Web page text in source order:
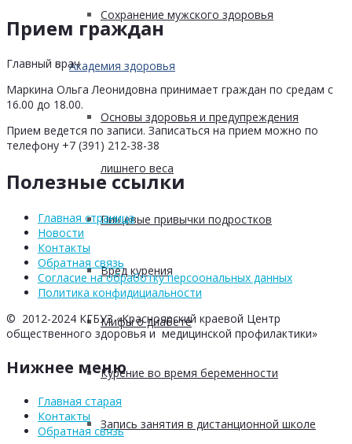
Сохранение мужского здоровья
Академия здоровья
Основы здоровья и предупреждения
лишнего веса
Пищевые привычки подростков
Вред курения
Мифы о диабете
Курение во время беременности
Запись занятия в дистанционной школе
Прием граждан
Главный врач
Маркина Ольга Леонидовна принимает граждан по средам с
16.00 до 18.00.
Прием ведется по записи. Записаться на прием можно по
телефону +7 (391) 212-38-38
Полезные ссылки
Главная страница
Новости
Контакты
Обратная связь
Согласие на обработку персоональных данных
Политика конфидициальности
© 2012-2024 КГБУЗ «Красноярский краевой Центр
общественного здоровья и медицинской профилактики»
Нижнее меню
Главная старая
Контакты
Обратная связь